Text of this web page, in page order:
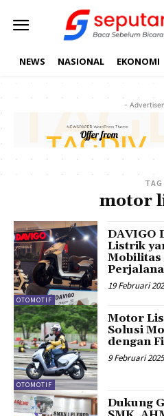
NEWS NASIONAL EKONOMI
-
TAG
motor
OTOMOTIF
DAVIGO
Listrik
Mobilitas
19 Februari
OTOMOTIF
Motor
Solusi
dengan
9 Februari 2025
Dukung